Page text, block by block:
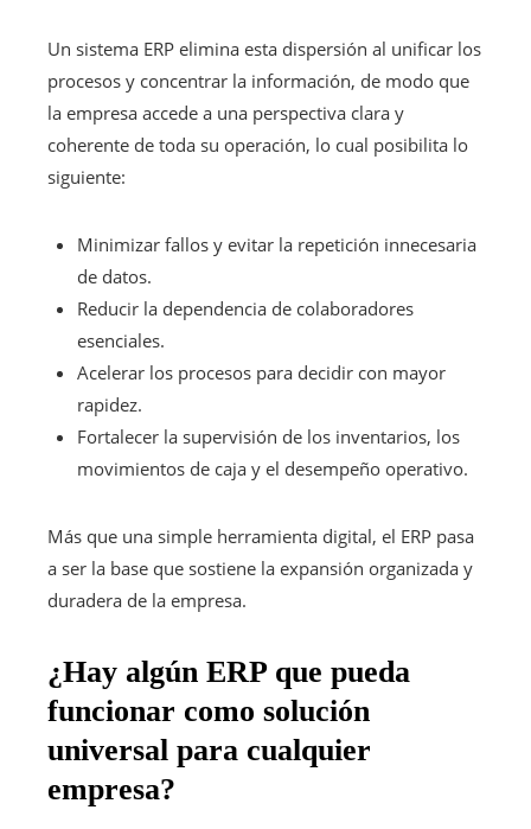
Un sistema ERP elimina esta dispersión al unificar los
procesos y concentrar la información, de modo que
la empresa accede a una perspectiva clara y
coherente de toda su operación, lo cual posibilita lo
siguiente:
Minimizar fallos y evitar la repetición innecesaria
de datos.
Reducir la dependencia de colaboradores
esenciales.
Acelerar los procesos para decidir con mayor
rapidez.
Fortalecer la supervisión de los inventarios, los
movimientos de caja y el desempeño operativo.
Más que una simple herramienta digital, el ERP pasa
a ser la base que sostiene la expansión organizada y
duradera de la empresa.
¿Hay algún ERP que pueda
funcionar como solución
universal para cualquier
empresa?